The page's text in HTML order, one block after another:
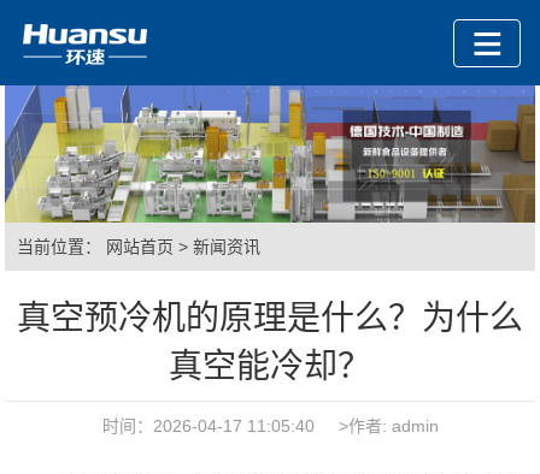
当前位置： 网站首页 >新闻资讯
真空预冷机的原理是什么？为什么
真空能冷却？
时间：2026-04-17 11:05:40 >作者: admin